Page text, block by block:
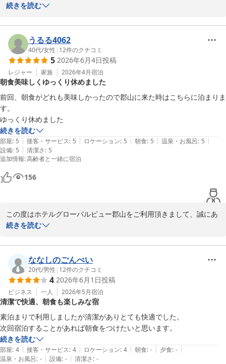
とうございます。
く拝見いたしました。
ご滞在中のお疲れを癒すひと時となっておりましたら幸いでござい
ます。
また、BS放送やアメニティにつきまして貴重なご意見をありがとう
ございます。
当館では環境配慮の観点から、客室アメニティを以下のようにご案
内させて頂いております。
リオ・ホテルズグループでは、持続可能な開発目標（SDGs）及び
環境配慮に環境配慮に向けた取り組みとして、歯ブラシやシャンプ
ー・ソープ類を除くアメニティの設置を廃止しております。
ご自宅などでご使用のアメニティをご持参いただくか、フロントに
て販売しております
アメニティセット（￥300）をご利用頂きますよう、何卒ご理解ご
今後も快適にお過ごしいただけるホテル作りに努めてまいります。
フロント　小久保
ホテルグローバルビュー郡山
2026-06-07
続きを読む
うるる4062
40代/女性 | 12件のクチコミ
5 2026年6月4日投稿
レジャー 家族 2026年4月宿泊
朝食美味しくゆっくり休めました
前回、朝食がどれも美味しかったので郡山に来た時はこちらに泊まりま
す。
ゆっくり休めました
続きを読む
部屋: 5 | 接客・サービス: 5 | ロケーション: 5 | 朝食: 5 | 温泉・お風呂: 5 |
設備: 5 | 清潔さ: 5
追加情報:高齢者と一緒に宿泊
156
この度はホテルグローバルビュー郡山をご利用頂きまして、誠にあ
りがとうございます。
をお選び頂けましたこと、
大変嬉しく拝見いたしました。
朝食につきましては、グリーンカレーやクリームボックスをはじ
め、
季節や日ごとの変化もお楽しみ頂けるよう努めておりますので、
ご満足頂けたご様子で何よりでございます。
また「ゆっくり休めました」とのお言葉を頂戴し、
スタッフ一同大変励みになっております。
快適にお過ごしいただけたのであれば幸いでございます。
これからも郡山へお越しの際には、安心してお選び頂けるホテルを
目指してまいります。
続きを読む
ななしのごんべい
20代/男性 | 12件のクチコミ
4 2026年6月1日投稿
ビジネス 一人 2026年5月宿泊
清潔で快適、朝食も楽しみな宿
素泊まりで利用しましたが清潔がありとても快適でした。
次回宿泊することがあれば朝食をつけたいと思います。
続きを読む
部屋: 4 | 接客・サービス: 4 | ロケーション: 4 | 朝食: - | 夕食: - |
温泉・お風呂: - | 設備: - | 清潔さ: -